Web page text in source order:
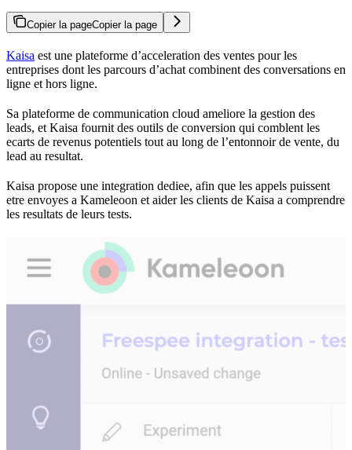
Copier la pageCopier la page
Kaisa est une plateforme d’acceleration des ventes pour les
entreprises dont les parcours d’achat combinent des conversations en
ligne et hors ligne.
Sa plateforme de communication cloud ameliore la gestion des
leads, et Kaisa fournit des outils de conversion qui comblent les
ecarts de revenus potentiels tout au long de l’entonnoir de vente, du
lead au resultat.
Kaisa propose une integration dediee, afin que les appels puissent
etre envoyes a Kameleoon et aider les clients de Kaisa a comprendre
les resultats de leurs tests.